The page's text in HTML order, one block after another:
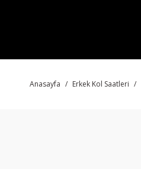
Anasayfa Erkek Kol Saatleri